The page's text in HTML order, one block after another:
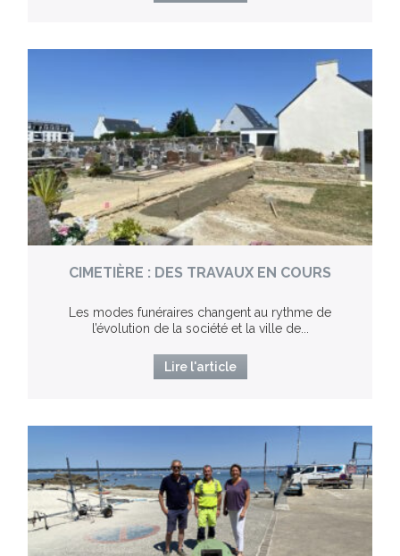
CIMETIÈRE : DES TRAVAUX EN COURS
Les modes funéraires changent au rythme de
l’évolution de la société et la ville de...
Lire l'article